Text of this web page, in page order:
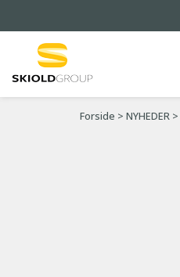
Forside > NYHEDER >